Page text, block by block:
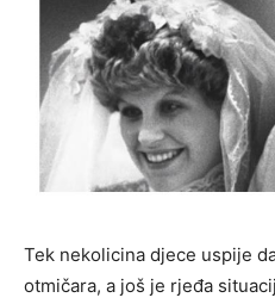
Tek nekolicina djece uspije
otmičara, a još je rjeđa